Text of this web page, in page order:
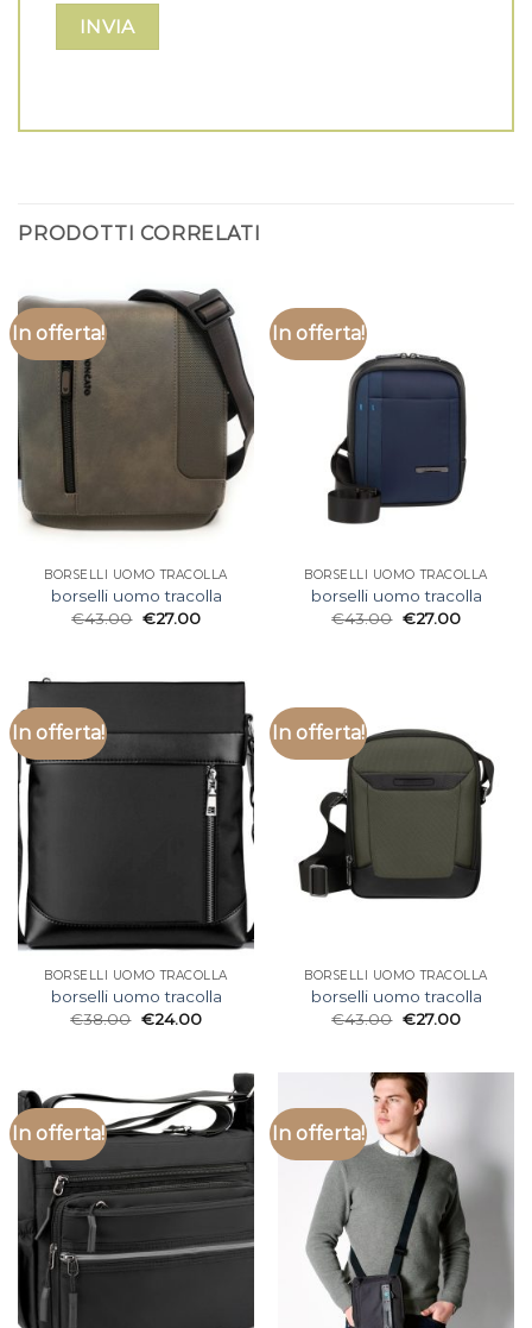
PRODOTTI CORRELATI
In offerta!
BORSELLI UOMO TRACOLLA
borselli uomo tracolla
€43.00 €27.00
In offerta!
BORSELLI UOMO TRACOLLA
borselli uomo tracolla
€43.00 €27.00
In offerta!
BORSELLI UOMO TRACOLLA
borselli uomo tracolla
€38.00 €24.00
In offerta!
BORSELLI UOMO TRACOLLA
borselli uomo tracolla
€43.00 €27.00
In offerta! In offerta!